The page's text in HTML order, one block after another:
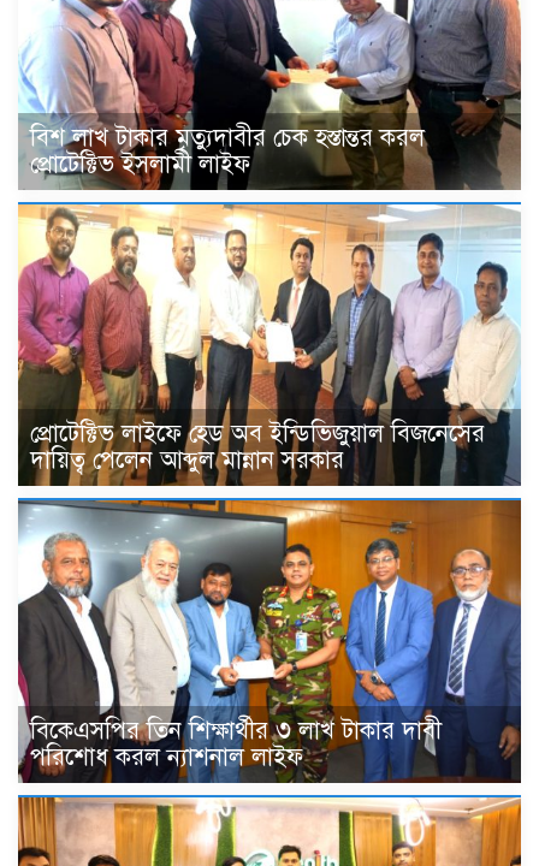
বিশ লাখ টাকার মৃত্যুদাবীর চেক হস্তান্তর করল
প্রোটেক্টিভ ইসলামী লাইফ
প্রোটেক্টিভ লাইফে হেড অব ইন্ডিভিজুয়াল বিজনেসের
দায়িত্ব পেলেন আব্দুল মান্নান সরকার
বিকেএসপির তিন শিক্ষার্থীর ৩ লাখ টাকার দাবী
পরিশোধ করল ন্যাশনাল লাইফ